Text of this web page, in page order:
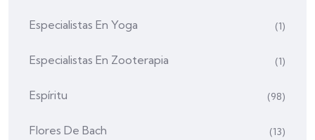
Especialistas En Yoga (1)
Especialistas En Zooterapia (1)
Espíritu (98)
Flores De Bach (13)